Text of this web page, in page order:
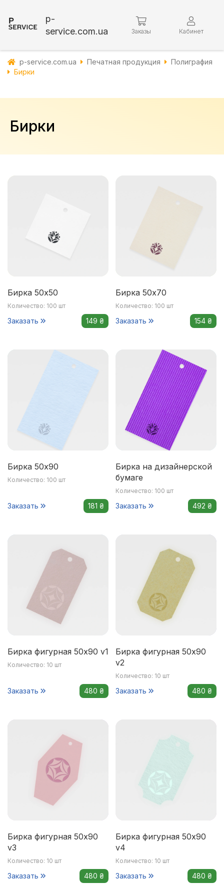
p-
service.com.ua
Заказы Кабинет
p-service.com.ua Печатная продукция
Полиграфия
Бирки
Бирки
Бирка 50х50
Количество: 100 шт
Заказать 149 ₴
Бирка 50х70
Количество: 100 шт
Заказать 154 ₴
Бирка 50х90
Количество: 100 шт
Заказать 181 ₴
Бирка на дизайнерской
бумаге
Количество: 100 шт
Заказать 492 ₴
Бирка фигурная 50x90 v1
Количество: 10 шт
Заказать 480 ₴
Бирка фигурная 50x90
v2
Количество: 10 шт
Заказать 480 ₴
Бирка фигурная 50x90
v3
Количество: 10 шт
Заказать 480 ₴
Бирка фигурная 50x90
v4
Количество: 10 шт
Заказать 480 ₴